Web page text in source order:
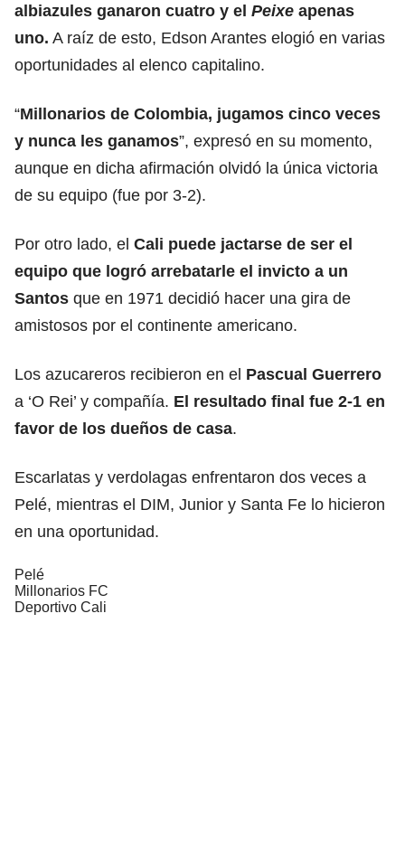
albiazules ganaron cuatro y el Peixe apenas
uno. A raíz de esto, Edson Arantes elogió en varias
oportunidades al elenco capitalino.
“Millonarios de Colombia, jugamos cinco veces
y nunca les ganamos”, expresó en su momento,
aunque en dicha afirmación olvidó la única victoria
de su equipo (fue por 3-2).
Por otro lado, el Cali puede jactarse de ser el
equipo que logró arrebatarle el invicto a un
Santos que en 1971 decidió hacer una gira de
amistosos por el continente americano.
Los azucareros recibieron en el Pascual Guerrero
a ‘O Rei’ y compañía. El resultado final fue 2-1 en
favor de los dueños de casa.
Escarlatas y verdolagas enfrentaron dos veces a
Pelé, mientras el DIM, Junior y Santa Fe lo hicieron
en una oportunidad.
Pelé
Millonarios FC
Deportivo Cali